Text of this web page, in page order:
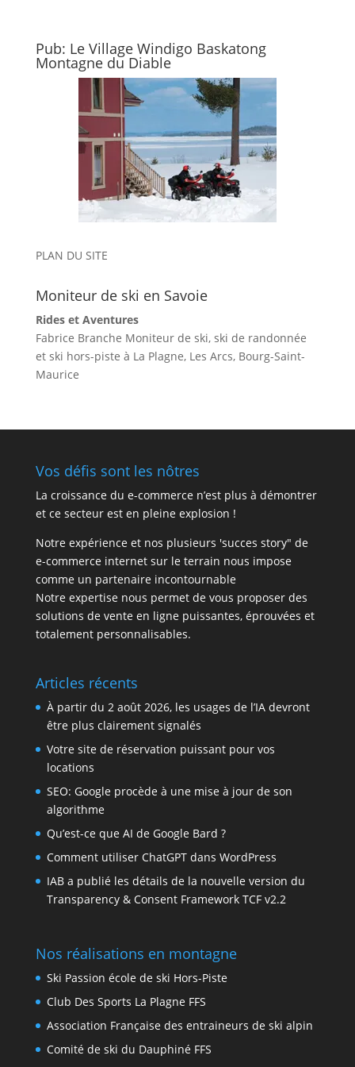
Pub: Le Village Windigo Baskatong
Montagne du Diable
PLAN DU SITE
Moniteur de ski en Savoie
Rides et Aventures
Fabrice Branche Moniteur de ski, ski de randonnée
et ski hors-piste à La Plagne, Les Arcs, Bourg-Saint-
Maurice
Vos défis sont les nôtres
La croissance du e-commerce n’est plus à démontrer
et ce secteur est en pleine explosion !
Notre expérience et nos plusieurs 'succes story" de
e-commerce internet sur le terrain nous impose
comme un partenaire incontournable
Notre expertise nous permet de vous proposer des
solutions de vente en ligne puissantes, éprouvées et
totalement personnalisables.
Articles récents
À partir du 2 août 2026, les usages de l’IA devront
être plus clairement signalés
Votre site de réservation puissant pour vos
locations
SEO: Google procède à une mise à jour de son
algorithme
Qu’est-ce que AI de Google Bard ?
Comment utiliser ChatGPT dans WordPress
IAB a publié les détails de la nouvelle version du
Transparency & Consent Framework TCF v2.2
Nos réalisations en montagne
Ski Passion école de ski Hors-Piste
Club Des Sports La Plagne FFS
Association Française des entraineurs de ski alpin
Comité de ski du Dauphiné FFS